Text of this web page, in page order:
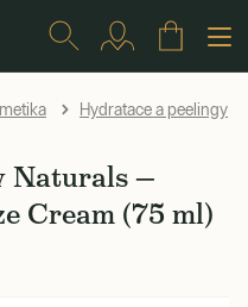
Hydratace a peelingy
Naturals —
Cream (75 ml)